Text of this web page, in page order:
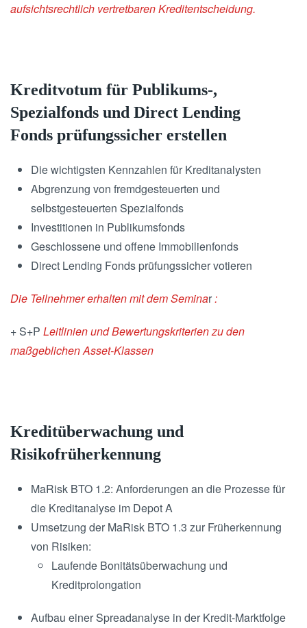
aufsichtsrechtlich vertretbaren Kreditentscheidung.
Kreditvotum für Publikums-,
Spezialfonds und Direct Lending
Fonds prüfungssicher erstellen
Die wichtigsten Kennzahlen für Kreditanalysten
Abgrenzung von fremdgesteuerten und
selbstgesteuerten Spezialfonds
Investitionen in Publikumsfonds
Geschlossene und offene Immobilienfonds
Direct Lending Fonds prüfungssicher votieren
Die Teilnehmer erhalten mit dem Seminar:
+ S+P Leitlinien und Bewertungskriterien zu den
maßgeblichen Asset-Klassen
Kreditüberwachung und
Risikofrüherkennung
MaRisk BTO 1.2: Anforderungen an die Prozesse für
die Kreditanalyse im Depot A
Umsetzung der MaRisk BTO 1.3 zur Früherkennung
von Risiken:
Laufende Bonitätsüberwachung und
Kreditprolongation
Aufbau einer Spreadanalyse in der Kredit-Marktfolge